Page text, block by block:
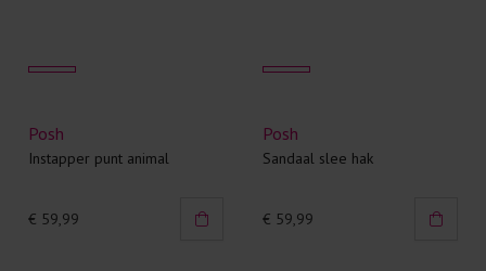
Posh
Instapper punt animal
€ 59,99
Posh
Sandaal slee hak
€ 59,99